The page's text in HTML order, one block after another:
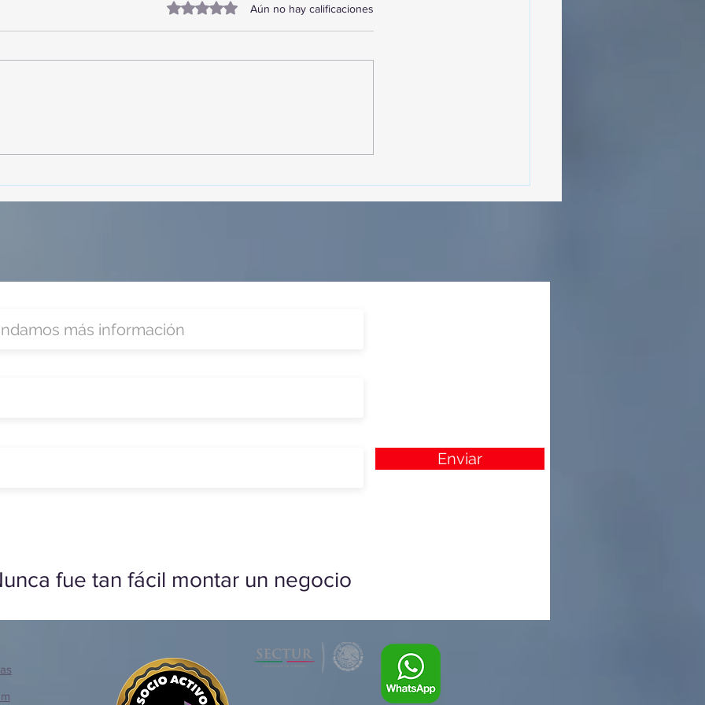
Zoom
organizada por Nefertari
Obtuvo 0 de 5 estrellas.
Aún no hay calificaciones
Enviar
fue tan fácil montar un negocio